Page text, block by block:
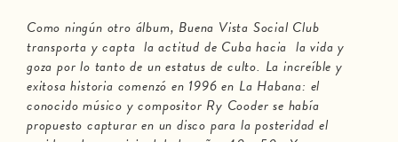
Como ningún otro álbum, Buena Vista Social Club
transporta y capta la actitud de Cuba hacia la vida y
goza por lo tanto de un estatus de culto. La increíble y
exitosa historia comenzó en 1996 en La Habana: el
conocido músico y compositor Ry Cooder se había
propuesto capturar en un disco para la posteridad el